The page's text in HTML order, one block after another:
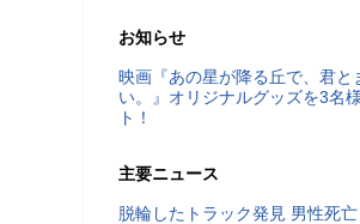
お知らせ
映画『あの星が降る丘で、君と
い。』オリジナルグッズを3名
ト！
主要ニュース
脱輪したトラック発見 男性死亡